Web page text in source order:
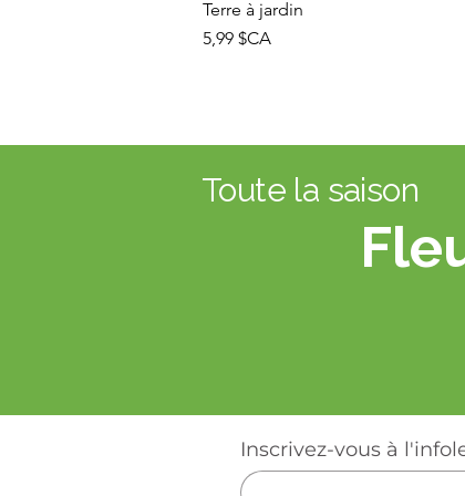
Terre à jardin
Prix
5,99 $CA
Toute la saison
Inscrivez-vous à